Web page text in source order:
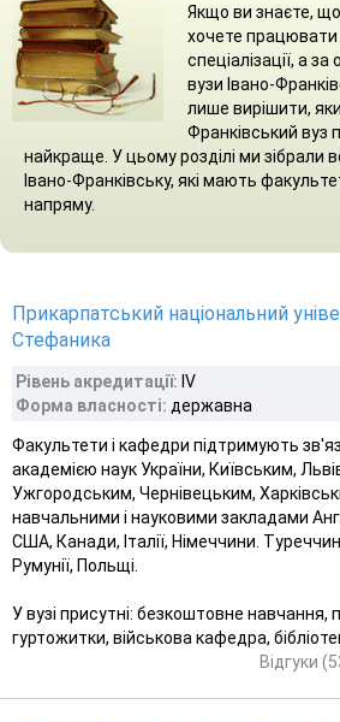
Якщо ви знаєте,
хочете працювати
спеціалізації, а
вузи Івано-
лише вирішити,
Франківський вуз
найкраще. У цьому розділі ми зібрали
Івано-Франківську, які мають
напряму.
Прикарпатський національний
Стефаника
Рівень акредитації: IV
Форма власності: державна
Факультети і кафедри підтримують
академією наук України, Київським,
Ужгородським, Чернівецьким,
навчальними і науковими закладами
США, Канади, Італії, Німеччини.
Румунії, Польщі.
У вузі присутні: безкоштовне навчання,
гуртожитки, військова кафедра,
Відгуки